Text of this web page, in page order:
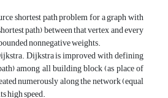
shortest path problem for a graph with
path) between that vertex and every
nonnegative weights.
Dijkstra is improved with defining
among all building block (as place of
numerously along the network (equal
high speed.